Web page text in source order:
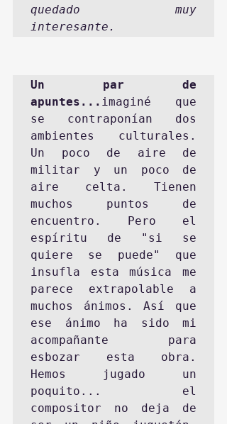
quedado muy
interesante.
Un par de
apuntes... imaginé que
se contraponían dos
ambientes culturales.
Un poco de aire de
militar y un poco de
aire celta. Tienen
muchos puntos de
encuentro. Pero el
espíritu de "si se
quiere se puede" que
insufla esta música me
parece extrapolable a
muchos ánimos. Así que
ese ánimo ha sido mi
acompañante para
esbozar esta obra.
Hemos jugado un
poquito... el
compositor no deja de